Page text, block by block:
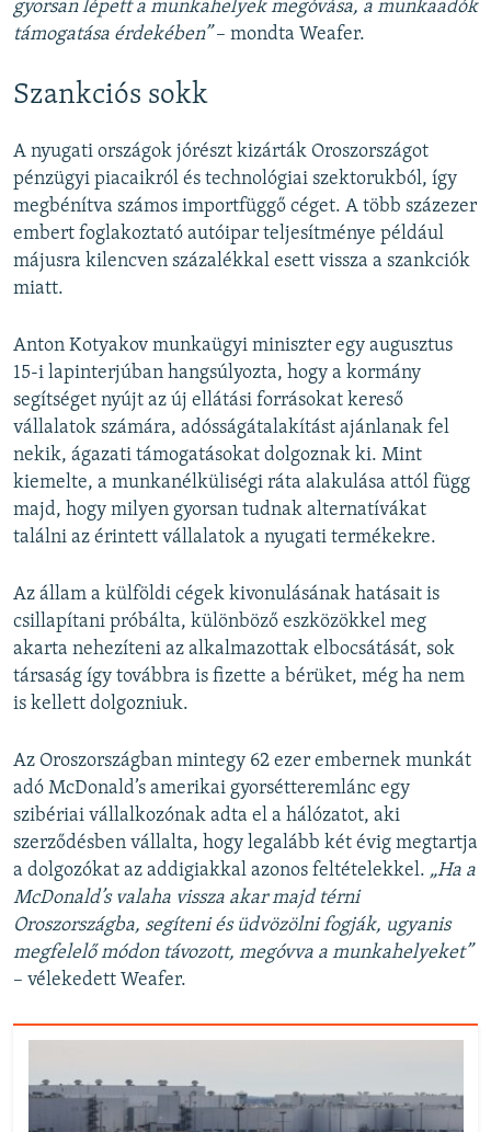
gyorsan lépett a munkahelyek megóvása, a munkaadók
támogatása érdekében”– mondta Weafer.
Szankciós sokk
A nyugati országok jórészt kizárták Oroszországot
pénzügyi piacaikról és technológiai szektorukból, így
megbénítva számos importfüggő céget. A több százezer
embert foglakoztató autóipar teljesítménye például
májusra kilencven százalékkal esett vissza a szankciók
miatt.
Anton Kotyakov munkaügyi miniszter egy augusztus
15-i lapinterjúban hangsúlyozta, hogy a kormány
segítséget nyújt az új ellátási forrásokat kereső
vállalatok számára, adósságátalakítást ajánlanak fel
nekik, ágazati támogatásokat dolgoznak ki. Mint
kiemelte, a munkanélküliségi ráta alakulása attól függ
majd, hogy milyen gyorsan tudnak alternatívákat
találni az érintett vállalatok a nyugati termékekre.
Az állam a külföldi cégek kivonulásának hatásait is
csillapítani próbálta, különböző eszközökkel meg
akarta nehezíteni az alkalmazottak elbocsátását, sok
társaság így továbbra is fizette a bérüket, még ha nem
is kellett dolgozniuk.
Az Oroszországban mintegy 62 ezer embernek munkát
adó McDonald’s amerikai gyorsétteremlánc egy
szibériai vállalkozónak adta el a hálózatot, aki
szerződésben vállalta, hogy legalább két évig megtartja
a dolgozókat az addigiakkal azonos feltételekkel. „Ha a
McDonald’s valaha vissza akar majd térni
Oroszországba, segíteni és üdvözölni fogják, ugyanis
megfelelő módon távozott, megóvva a munkahelyeket”
– vélekedett Weafer.